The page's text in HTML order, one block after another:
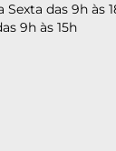
Sexta das 9h às
9h às 15h